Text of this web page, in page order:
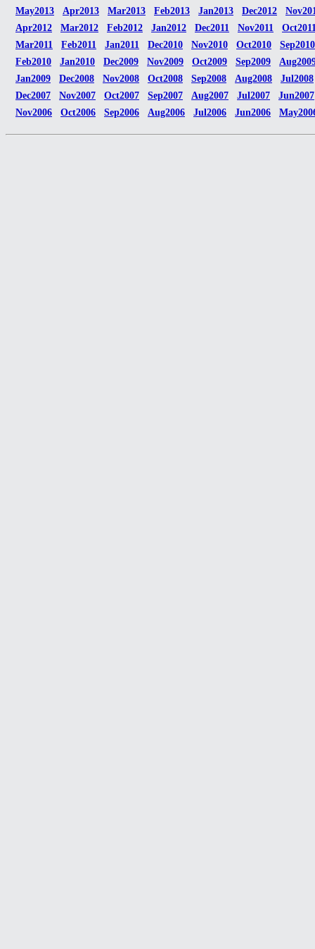
May2013
Apr2013 Mar2013 Feb2013 Jan2013 Dec2012
Apr2012
Mar2012 Feb2012 Jan2012 Dec2011 Nov2011
Mar2011
Feb2011 Jan2011 Dec2010 Nov2010 Oct2010
Sep2010
Feb2010
Jan2010 Dec2009 Nov2009 Oct2009 Sep2009
Jan2009
Dec2008 Nov2008 Oct2008 Sep2008 Aug2008
Jul2008
Dec2007
Nov2007 Oct2007 Sep2007 Aug2007 Jul2007
Jun2007
Nov2006
Oct2006 Sep2006 Aug2006 Jul2006 Jun2006